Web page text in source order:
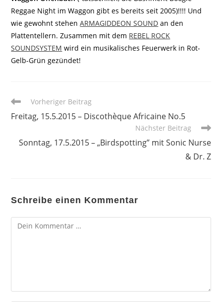
Reggae Night im Waggon gibt es bereits seit 2005)!!!! Und
wie gewohnt stehenARMAGIDDEON SOUND an den
Plattentellern. Zusammen mit dem REBEL ROCK
SOUNDSYSTEM wird ein musikalisches Feuerwerk in Rot-
Gelb-Grün gezündet!
Weitere
ansehen
Vorheriger Beitrag
Freitag, 15.5.2015 – Discothèque Africaine No.5
Nächster Beitrag
Sonntag, 17.5.2015 – „Birdspotting” mit Sonic Nurse
& Dr. Z
Schreibe einen Kommentar
Kommentar